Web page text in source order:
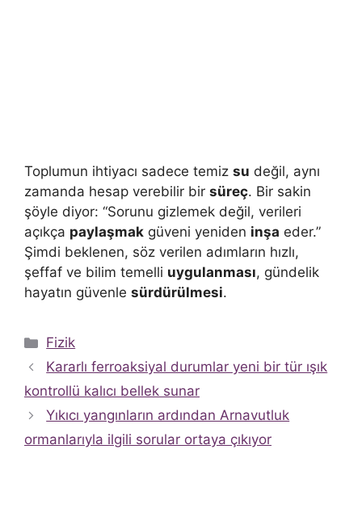
Toplumun ihtiyacı sadece temiz su değil, aynı
zamanda hesap verebilir bir süreç. Bir sakin
şöyle diyor: “Sorunu gizlemek değil, verileri
açıkça paylaşmak güveni yeniden inşa eder.”
Şimdi beklenen, söz verilen adımların hızlı,
şeffaf ve bilim temelli uygulanması, gündelik
hayatın güvenle sürdürülmesi.
Kategoriler
Fizik
Kararlı ferroaksiyal durumlar yeni bir tür ışık
kontrollü kalıcı bellek sunar
Yıkıcı yangınların ardından Arnavutluk
ormanlarıyla ilgili sorular ortaya çıkıyor